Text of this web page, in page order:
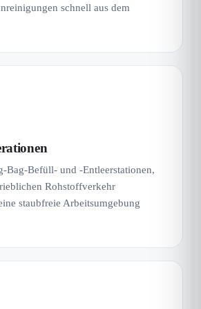
schnell aus dem
Bag-Befüll- und -Entleerstationen,
Rohstoffverkehr
staubfreie Arbeitsumgebung